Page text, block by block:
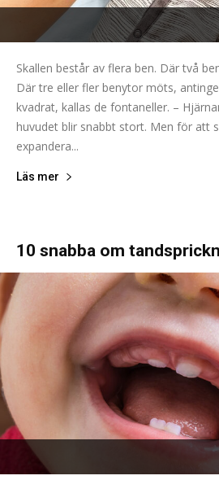
Skallen består av flera ben. Där två
Där tre eller fler benytor möts,
kvadrat, kallas de fontaneller. –
huvudet blir snabbt stort. Men för att
expandera...
Läs mer
10 snabba om